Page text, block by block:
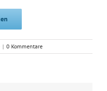
| 0 Kommentare